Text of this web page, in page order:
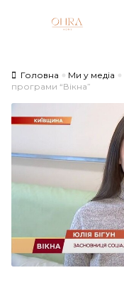
Головна Ми у медіа
програми “Вікна”